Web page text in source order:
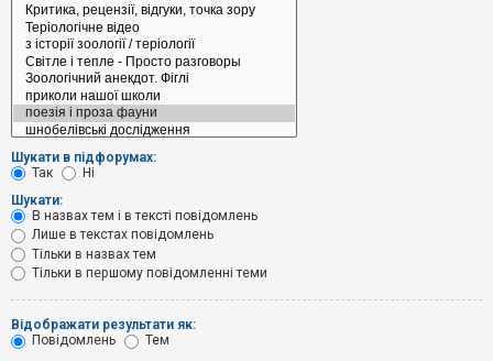
А
в
н
т
е
м
и
о
ш
Шукати в підфорумах:
Так
Ні
Шукати:
В назвах тем і в тексті повідомлень
Лише в текстах повідомлень
Тільки в назвах тем
Тільки в першому повідомленні теми
Відображати результати як:
Повідомлень
Тем